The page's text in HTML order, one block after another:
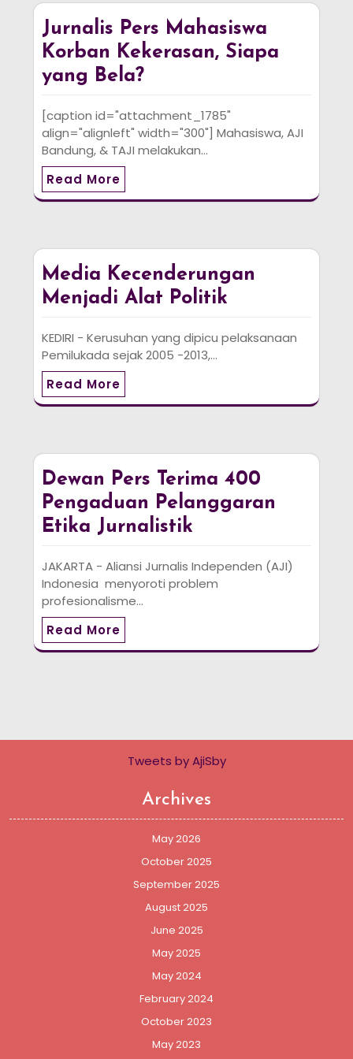
Jurnalis Pers Mahasiswa
Korban Kekerasan, Siapa
yang Bela?
[caption id="attachment_1785"
align="alignleft" width="300"] Mahasiswa, AJI
Bandung, & TAJI melakukan…
Read More
Media Kecenderungan
Menjadi Alat Politik
KEDIRI - Kerusuhan yang dipicu pelaksanaan
Pemilukada sejak 2005 -2013,…
Read More
Dewan Pers Terima 400
Pengaduan Pelanggaran
Etika Jurnalistik
JAKARTA - Aliansi Jurnalis Independen (AJI)
Indonesia menyoroti problem
profesionalisme…
Read More
Tweets by AjiSby
Archives
May 2026
October 2025
September 2025
August 2025
June 2025
May 2025
May 2024
February 2024
October 2023
May 2023